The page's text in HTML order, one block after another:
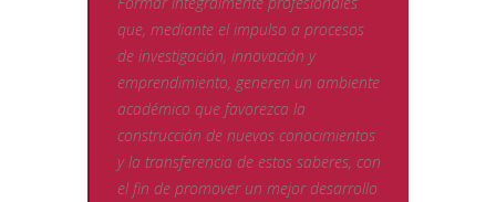
que, mediante el impulso a procesos
de investigación, innovación y
emprendimiento, generen un ambiente
académico que favorezca la
construcción de nuevos conocimientos
y la transferencia de estos saberes, con
el fin de promover un mejor desarrollo